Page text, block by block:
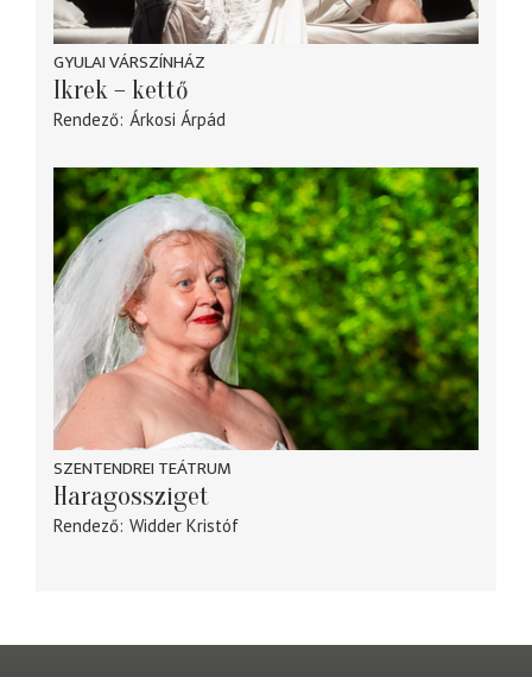
GYULAI VÁRSZÍNHÁZ
Ikrek – kettő
Rendező Árkosi Árpád
SZENTENDREI TEÁTRUM
Haragossziget
Rendező Widder Kristóf